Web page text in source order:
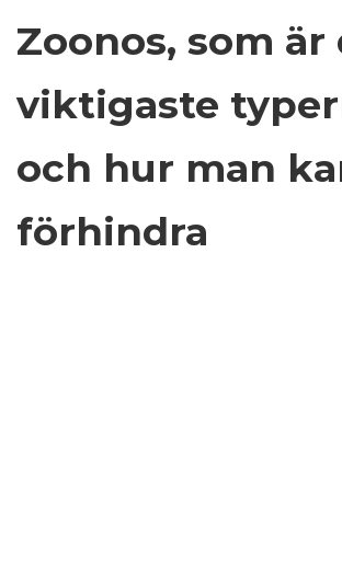
Zoonos, som är
viktigaste
och hur man
förhindra